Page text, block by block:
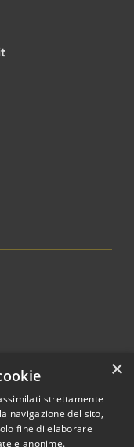
×
strettamente
navigazione del sito,
fine di elaborare
e anonime.